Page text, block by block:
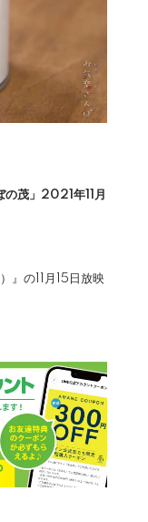
茂」2021年11月
』の11月15日放映